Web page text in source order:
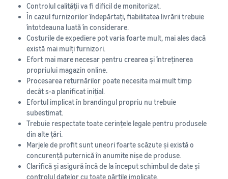
Controlul calității va fi dificil de monitorizat.
În cazul furnizorilor îndepărtați, fiabilitatea livrării trebuie
întotdeauna luată în considerare.
Costurile de expediere pot varia foarte mult, mai ales dacă
există mai mulți furnizori.
Efort mai mare necesar pentru crearea și întreținerea
propriului magazin online.
Procesarea returnărilor poate necesita mai mult timp
decât s-a planificat inițial.
Efortul implicat în brandingul propriu nu trebuie
subestimat.
Trebuie respectate toate cerințele legale pentru produsele
din alte țări.
Marjele de profit sunt uneori foarte scăzute și există o
concurență puternică în anumite nișe de produse.
Clarifică și asigură încă de la început schimbul de date și
controlul datelor cu toate părțile implicate.